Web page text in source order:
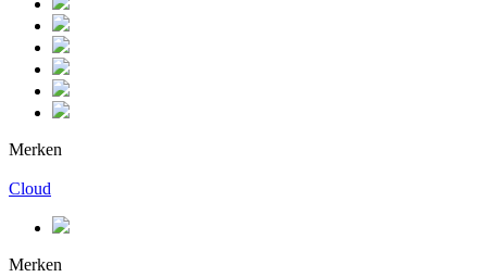
Merken
Cloud
Merken